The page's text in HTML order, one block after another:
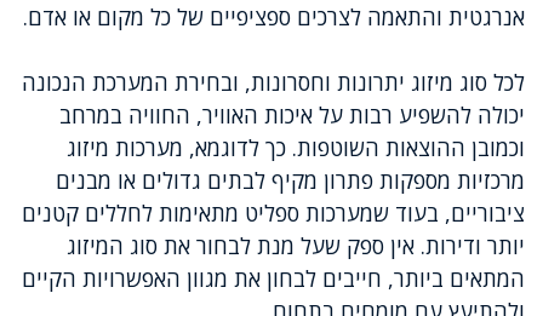
אנרגטית והתאמה לצרכים ספציפיים של כל מקום או אדם.
לכל סוג מיזוג יתרונות וחסרונות, ובחירת המערכת הנכונה
יכולה להשפיע רבות על איכות האוויר, החוויה במרחב
וכמובן ההוצאות השוטפות. כך לדוגמא, מערכות מיזוג
מרכזיות מספקות פתרון מקיף לבתים גדולים או מבנים
ציבוריים, בעוד שמערכות ספליט מתאימות לחללים קטנים
יותר ודירות. אין ספק שעל מנת לבחור את סוג המיזוג
המתאים ביותר, חייבים לבחון את מגוון האפשרויות הקיים